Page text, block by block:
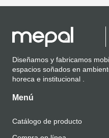
Diseñamos y fabricamos
espacios soñados en
horeca e institucional .
Menú
Catálogo de producto